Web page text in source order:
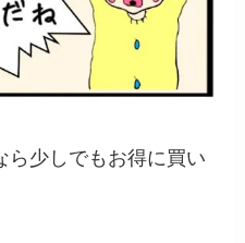
ら少しでもお得に買い